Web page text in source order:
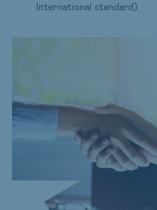
International standard)